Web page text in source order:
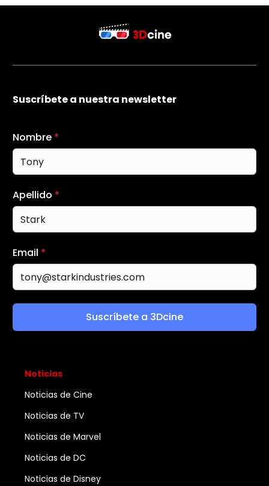
Suscríbete a nuestra newsletter
Nombre *
Apellido *
Email *
Suscríbete a 3Dcine
Noticias
Noticias de Cine
Noticias de TV
Noticias de Marvel
Noticias de DC
Noticias de Disney